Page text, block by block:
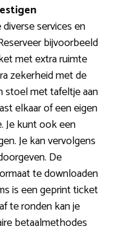
services en
bijvoorbeeld
met extra ruimte
zekerheid met de
stoel met tafeltje aan
elkaar of een eigen
Je kunt ook een
Je kan vervolgens
De
te downloaden
is een geprint ticket
te ronden kan je
betaalmethodes